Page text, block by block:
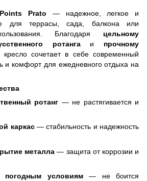
Prato — надежное, легкое и
для террасы, сада, балкона или
Благодаря цельному
ротангаи прочному
, кресло сочетает в себе современный
и комфорт для ежедневного отдыха на
ротанг — не растягивается и
каркас— стабильность и надежность
металла — защита от коррозии и
погодным условиям— не боится